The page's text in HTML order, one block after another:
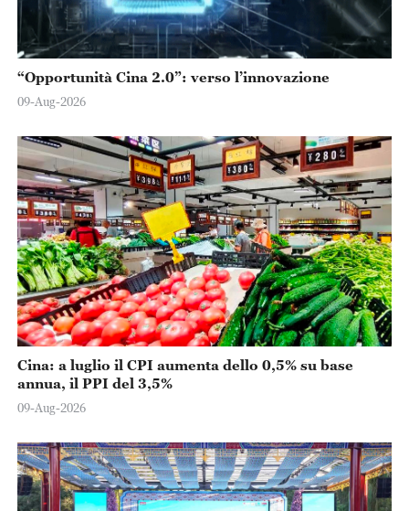
“Opportunità Cina 2.0”: verso l’innovazione
09-Aug-2026
Cina: a luglio il CPI aumenta dello 0,5% su base
annua, il PPI del 3,5%
09-Aug-2026